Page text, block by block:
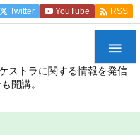
ストラに関する情報を発信
開講。

Twitter YouTube  RSS